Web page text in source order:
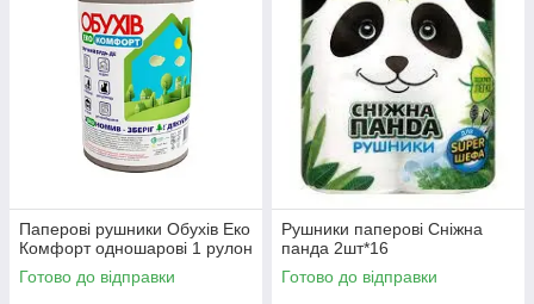
Паперові рушники Обухів Еко
Комфорт одношарові 1 рулон
Готово до відправки
Рушники паперові Сніжна
панда 2шт*16
Готово до відправки